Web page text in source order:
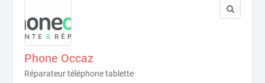
Phone Occaz
Réparateur téléphone tablette